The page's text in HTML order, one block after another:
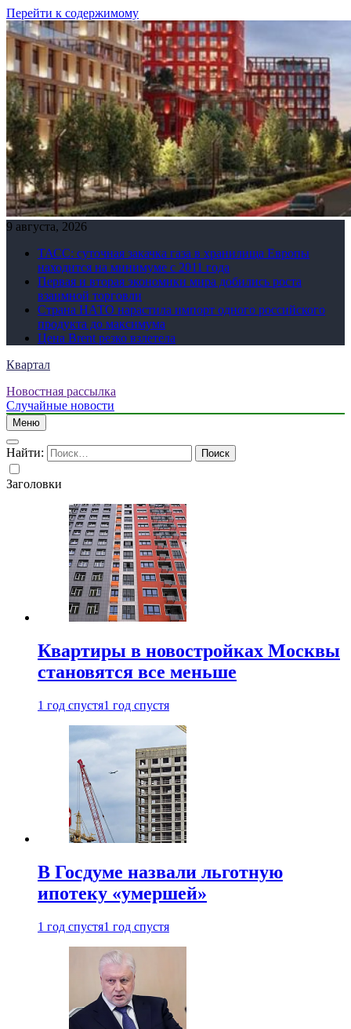
Перейти к содержимому
9 августа, 2026
ТАСС: суточная закачка газа в хранилища Европы
находится на минимуме с 2011 года
Первая и вторая экономики мира добились роста
взаимной торговли
Страна НАТО нарастила импорт одного российского
продукта до максимума
Цена Brent резко взлетела
Квартал
Новостная рассылка
Случайные новости
Меню
Найти:
Заголовки
Квартиры в новостройках Москвы
становятся все меньше
1 год спустя1 год спустя
В Госдуме назвали льготную
ипотеку «умершей»
1 год спустя1 год спустя